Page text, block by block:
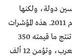
دولة، ولكنها
بقيت في المرتبة الثانية عربياً بعد الأردن حتى العام 2011. هذه المؤشرات
كانت تجسدها 69 شركة تُصنِّع الدواء في البلاد، تنتج ما قيمته 350
مليون دولار بحسب أرقام اتحاد منتجي الدواء العرب، وتؤمن 12 ألف